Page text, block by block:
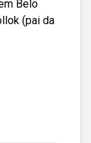
Belo
(pai da